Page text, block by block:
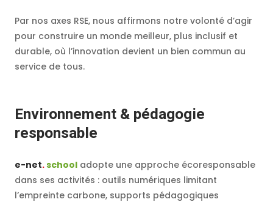
Par nos axes RSE, nous affirmons notre volonté d’agir
pour construire un monde meilleur, plus inclusif et
durable, où l’innovation devient un bien commun au
service de tous.
Environnement & pédagogie
responsable
e-net.school adopte une approche écoresponsable
dans ses activités : outils numériques limitant
l’empreinte carbone, supports pédagogiques